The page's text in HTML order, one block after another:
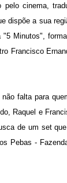
cinema,
dispõe a sua
Minutos",
Francisco
falta para
Raquel e
de um set
Pebas -